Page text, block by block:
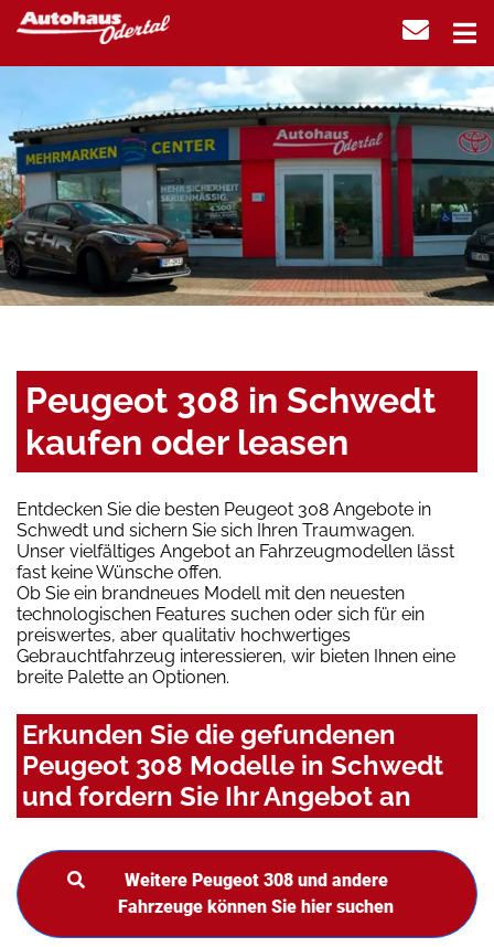
Peugeot 308 in Schwedt
kaufen oder leasen
Entdecken Sie die besten Peugeot 308 Angebote in
Schwedt und sichern Sie sich Ihren Traumwagen.
Unser vielfältiges Angebot an Fahrzeugmodellen lässt
fast keine Wünsche offen.
Ob Sie ein brandneues Modell mit den neuesten
technologischen Features suchen oder sich für ein
preiswertes, aber qualitativ hochwertiges
Gebrauchtfahrzeug interessieren, wir bieten Ihnen eine
breite Palette an Optionen.
Erkunden Sie die gefundenen
Peugeot 308 Modelle in Schwedt
und fordern Sie Ihr Angebot an
Weitere Peugeot 308 und andere
Fahrzeuge können Sie hier suchen